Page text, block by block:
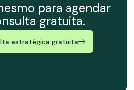
para agendar
gratuita.
estratégica gratuita